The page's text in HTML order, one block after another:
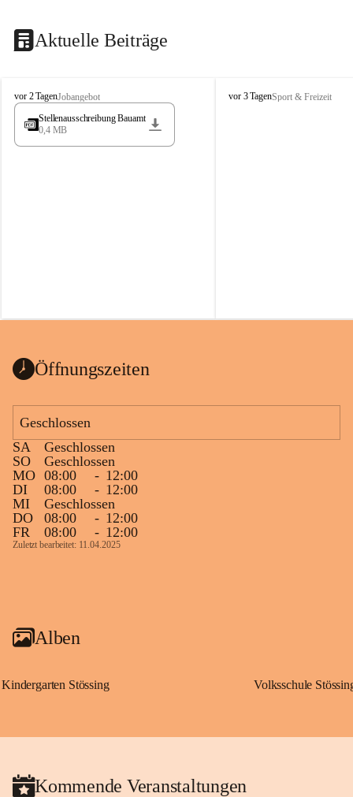
Aktuelle Beiträge
S
t
s
vor 2 TagenJobangebot
Stellenausschreibung Bauamt
0,4 MB
S
vor 3 TagenSport & Freizeit
Öffnungszeiten
Geschlossen
SA
Geschlossen
SO
Geschlossen
MO 08:00 - 12:00
DI
08:00 - 12:00
MI
Geschlossen
DO
08:00 - 12:00
FR
08:00 - 12:00
Zuletzt bearbeitet: 11.04.2025
Alben
Kindergarten Stössing Volksschule
Kommende Veranstaltungen